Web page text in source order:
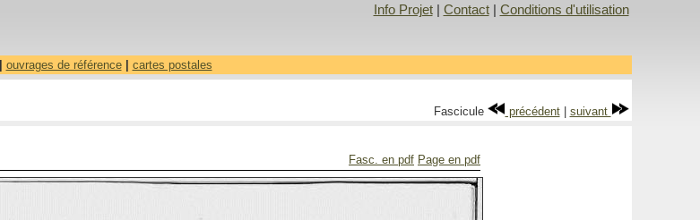
Info Projet| Contact| Conditions d'utilisation
ouvrages de référence| cartes postales
Fascicule précédent| suivant
Fasc. en pdf Page en pdf